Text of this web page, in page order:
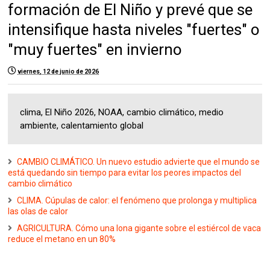
formación de El Niño y prevé que se
intensifique hasta niveles "fuertes" o
"muy fuertes" en invierno
viernes, 12 de junio de 2026
clima, El Niño 2026, NOAA, cambio climático, medio
ambiente, calentamiento global
CAMBIO CLIMÁTICO. Un nuevo estudio advierte que el mundo se
está quedando sin tiempo para evitar los peores impactos del
cambio climático
CLIMA. Cúpulas de calor: el fenómeno que prolonga y multiplica
las olas de calor
AGRICULTURA. Cómo una lona gigante sobre el estiércol de vaca
reduce el metano en un 80%